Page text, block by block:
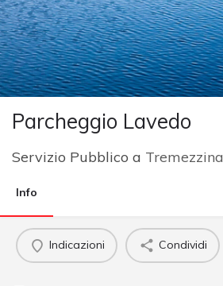
Parcheggio Lavedo
Servizio Pubblico a Tremezzina
Info
Indicazioni Condividi